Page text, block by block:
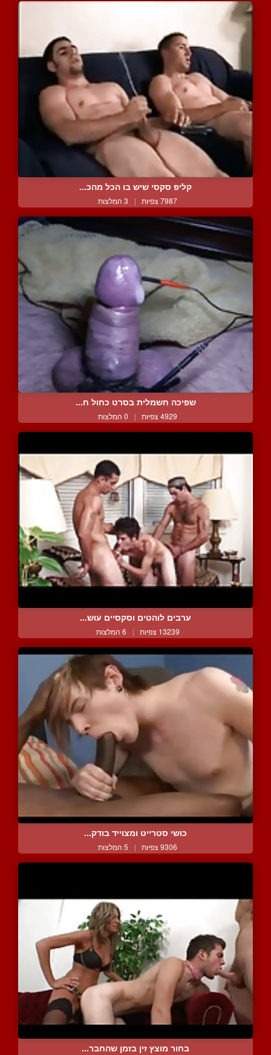
קליפ סקסי שיש בו הכל מהכ...
7987 צפיות | 3 המלצות
שפיכה חשמלית בסרט כחול ח...
4929 צפיות | 0 המלצות
ערבים לוהטים וסקסיים עוש...
13239 צפיות | 6 המלצות
כושי סטרייט ומצוייד בודק...
9306 צפיות | 5 המלצות
בחור מוצץ זין בזמן שהחבר...